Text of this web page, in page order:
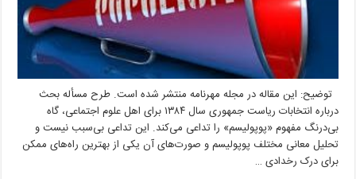
توضیح: این مقاله در مجله مهرنامه منتشر شده است. طرح مسأله بحث
درباره انتخابات ریاست جمهوری سال ۱۳۸۴ برای اهل علوم اجتماعی، گاه
بی‌درنگ مفهوم «پوپولیسم» را تداعی می‌کند. این تداعی بی‌سبب نیست و
تحلیل معانی مختلف پوپولیسم و صورت‌های آن یکی از بهترین راه‌های ممکن
برای درک رخدادی …